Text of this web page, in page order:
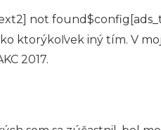
not
ktorýkoľvek iný tím. V
2017.